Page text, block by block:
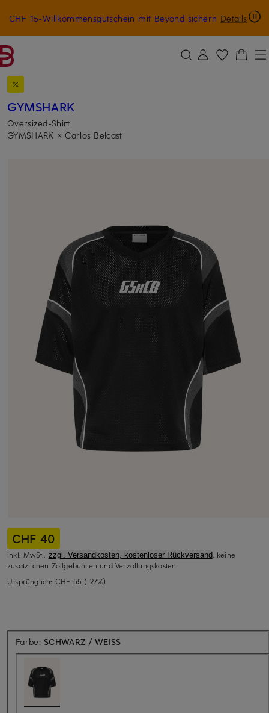
ZUM HAUPTINHALT ÜBERSPRINGEN ZUM SUCHFELD ÜBERSPRINGEN
CHF 15-Willkommensgutschein mit Beyond sichern Details
GYMSHARK
Oversized-Shirt
GYMSHARK × Carlos Belcast
CHF 40
inkl. MwSt., zzgl. Versandkosten, kostenloser Rückversand, keine
zusätzlichen Zollgebühren und Verzollungskosten
Ursprünglich: CHF 55 (-27%)
Farbe: SCHWARZ / WEISS